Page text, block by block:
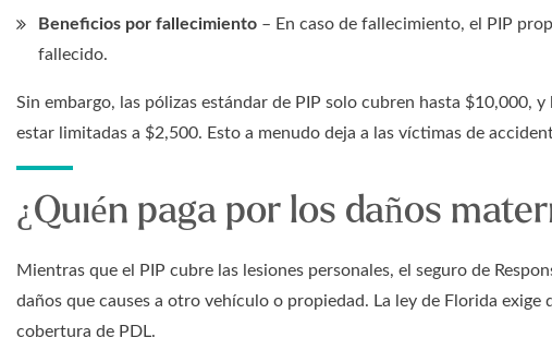
Beneficios por fallecimiento – En caso de fallecimiento, el PIP
fallecido.
Sin embargo, las pólizas estándar de PIP solo cubren hasta $10,000,
estar limitadas a $2,500. Esto a menudo deja a las víctimas de
¿Quién paga por los daños
Mientras que el PIP cubre las lesiones personales, el seguro de
daños que causes a otro vehículo o propiedad. La ley de Florida
cobertura de PDL.